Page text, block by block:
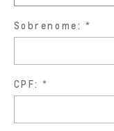
Sobrenome:
CPF: